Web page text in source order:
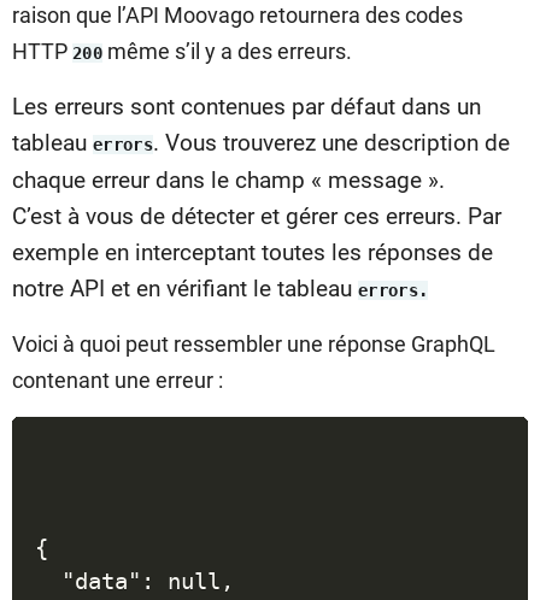
raison que l’API Moovago retournera des codes
HTTP 200même s’il y a des erreurs.
Les erreurs sont contenues par défaut dans un
tableau errors. Vous trouverez une description de
chaque erreur dans le champ « message ».
C’est à vous de détecter et gérer ces erreurs. Par
exemple en interceptant toutes les réponses de
notre API et en vérifiant le tableau errors.
Voici à quoi peut ressembler une réponse GraphQL
contenant une erreur :
{
  "data": null,